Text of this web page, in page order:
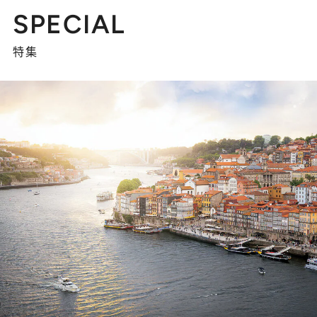
SPECIAL
特集